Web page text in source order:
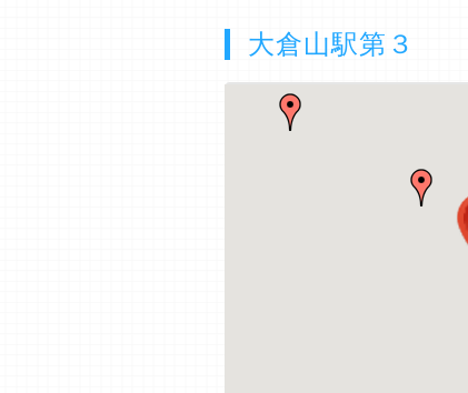
大倉山駅第３